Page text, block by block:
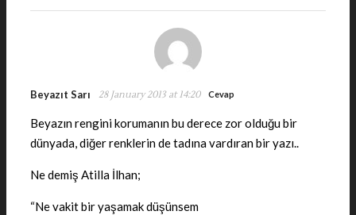
Beyazıt Sarı 28 January 2013 at 14:20 Cevap
Beyazın rengini korumanın bu derece zor olduğu bir
dünyada, diğer renklerin de tadına vardıran bir yazı..
Ne demiş Atilla İlhan;
“Ne vakit bir yaşamak düşünsem